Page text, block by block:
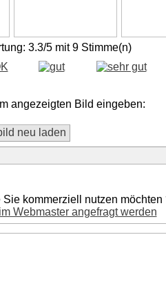
3.3/5 mit 9 Stimme(n)
angezeigten Bild eingeben:
kommerziell nutzen möchten
Webmaster angefragt werden